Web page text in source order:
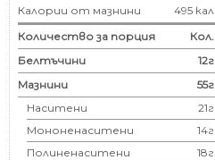
Калории от мазнини
495 кал
Количество за порция
Кол.
Белтъчини
12г
Мазнини
55г
Наситени
21г
Мононенаситени
14г
Полиненаситени
18г